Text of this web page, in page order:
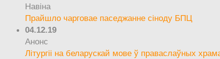
Навіна
Прайшло чарговае паседжанне сіноду БПЦ
04.12.19
Анонс
Літургіі на беларускай мове ў праваслаўных